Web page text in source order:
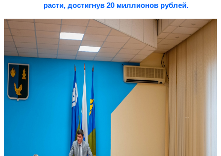
расти, достигнув 20 миллионов рублей.